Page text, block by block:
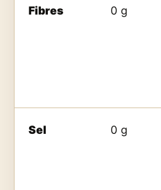
Fibres 0 g
Sel 0 g